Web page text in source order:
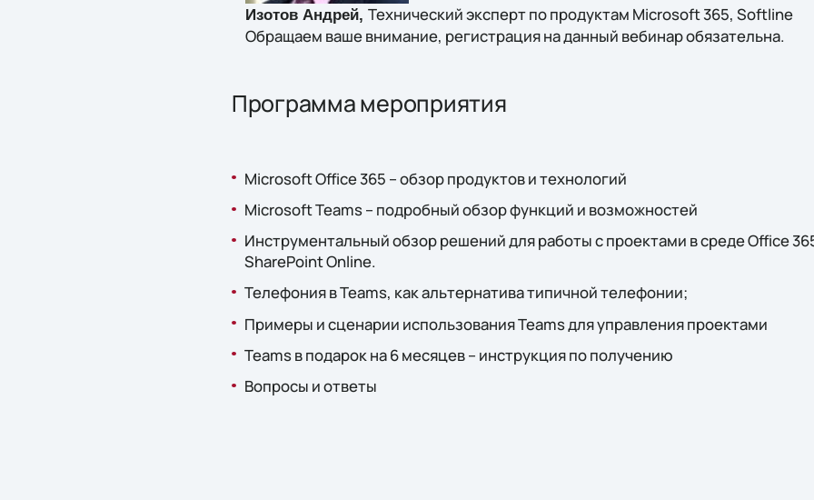
Изотов Андрей, Технический эксперт по продуктам Мicrosoft 365, Softline
Обращаем ваше внимание, регистрация на данный вебинар обязательна.
Программа мероприятия
Microsoft Office 365 – обзор продуктов и технологий
Microsoft Teams – подробный обзор функций и возможностей
Инструментальный обзор решений для работы с проектами в среде Office
SharePoint Online.
Телефония в Teams, как альтернатива типичной телефонии;
Примеры и сценарии использования Teams для управления проектами
Teams в подарок на 6 месяцев – инструкция по получению
Вопросы и ответы